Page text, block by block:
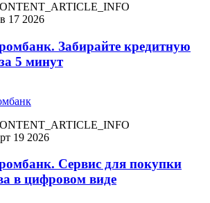
17 2026
Забирайте кредитную
5 минут
19 2026
Сервис для покупки
в цифровом виде